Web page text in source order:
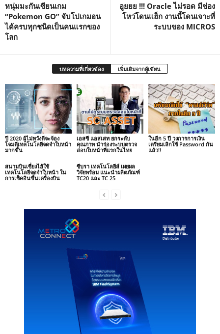
หนุ่มมะกันเซียนเกม
“Pokemon GO” จับโปเกมอน
ได้ครบทุกชนิดเป็นคนแรกของ
โลก
อูยยย !!! Oracle ไม่รอด มีช่อง
โหว่โดนแฮ็ก งานนี้โดนเจาะที่
ระบบของ MICROS
บทความที่เกี่ยวข้อง เพิ่มเติมจากผู้เขียน
ปี 2020 ผู้ไม่หวังดีจะจ้อง
โจมตีเทคโนโลยีจดจำใบหน้า
มากขึ้น
เอสซี แอสเสท ยกระดับ
คุณภาพ นำร่องระบบตรวจ
สอบใบหน้าที่แรกในไทย
ในอีก 5 ปี วงการการเงิน
เตรียมเลิกใช้ Password กัน
แล้ว!!
สนามบินเซี่ยงไฮ้ใช้
เทคโนโลยีจดจำใบหน้า ใน
การเช็คอินขึ้นเครื่องบิน
ซีบรา เทคโนโลยีส์ เผยผล
วิจัยพร้อม แนะนำผลิตภัณฑ์
TC20 และ TC 25